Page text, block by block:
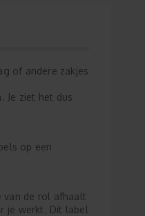
of andere zakjes
Je ziet het dus
op een
van de rol afhaalt
je werkt. Dit label